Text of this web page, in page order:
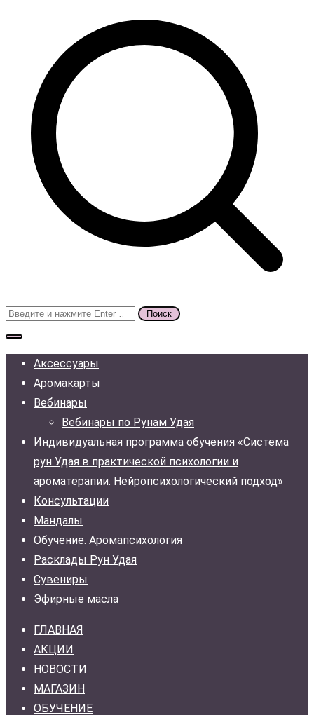
Поиск
для:
Аксессуары
Аромакарты
Вебинары
Вебинары по Рунам Удая
Индивидуальная программа обучения «Система
рун Удая в практической психологии и
ароматерапии. Нейропсихологический подход»
Консультации
Мандалы
Обучение. Аромапсихология
Расклады Рун Удая
Сувениры
Эфирные масла
ГЛАВНАЯ
АКЦИИ
НОВОСТИ
МАГАЗИН
ОБУЧЕНИЕ